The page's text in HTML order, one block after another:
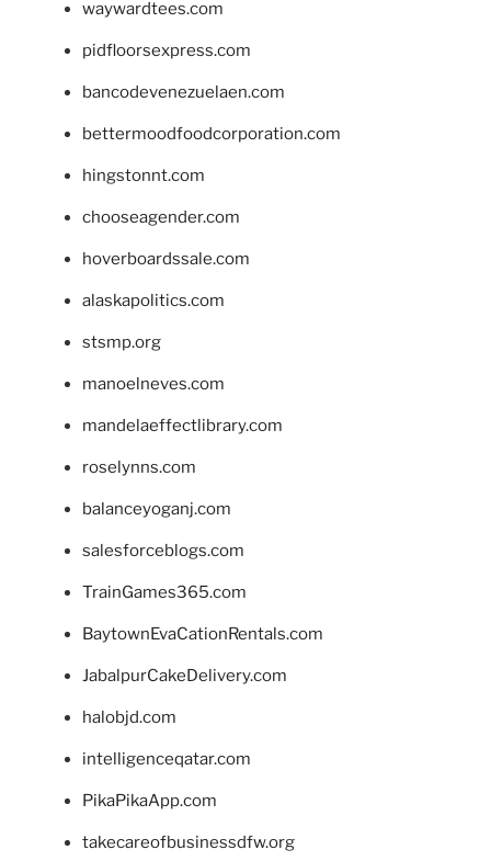
waywardtees.com
pidfloorsexpress.com
bancodevenezuelaen.com
bettermoodfoodcorporation.com
hingstonnt.com
chooseagender.com
hoverboardssale.com
alaskapolitics.com
stsmp.org
manoelneves.com
mandelaeffectlibrary.com
roselynns.com
balanceyoganj.com
salesforceblogs.com
TrainGames365.com
BaytownEvaCationRentals.com
JabalpurCakeDelivery.com
halobjd.com
intelligenceqatar.com
PikaPikaApp.com
takecareofbusinessdfw.org